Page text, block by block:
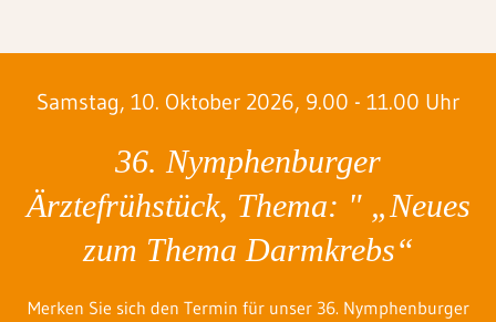
Samstag, 10. Oktober 2026, 9.00 - 11.00 Uhr
36. Nymphenburger
Ärztefrühstück, Thema: " „Neues
zum Thema Darmkrebs“
Merken Sie sich den Termin für unser 36. Nymphenburger